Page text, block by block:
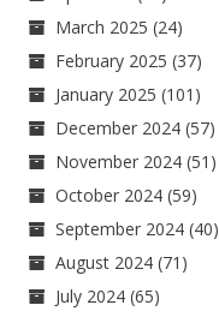
March 2025 (24)
February 2025 (37)
January 2025 (101)
December 2024 (57)
November 2024 (51)
October 2024 (59)
September 2024 (40)
August 2024 (71)
July 2024 (65)